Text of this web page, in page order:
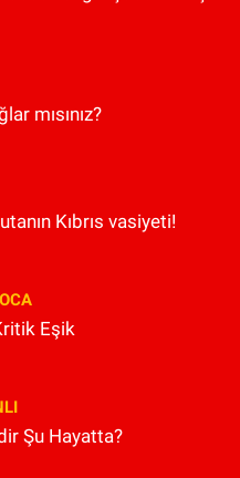
mısınız?
Kıbrıs vasiyeti!
Eşik
Şu Hayatta?